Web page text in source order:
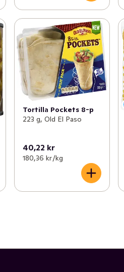
Tortilla Pockets 8-p
223 g, Old El Paso
40,22 kr
180,36 kr /kg